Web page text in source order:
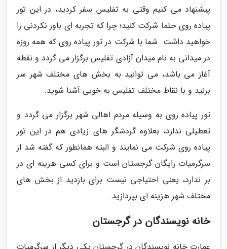
پیشنهاد می کنیم وقتی به تفلیس سفر کردید، در این تور
پیاده روی حتما شرکت کنید؛ چرا که تجربه ای باور نکردنی را
خواهید داشت. شما با شرکت در تور پیاده روی که همه روزه
در میدانی به نام میدان آزادی تفلیس برگزار می گردد و نقطه
آغاز می باشد، می توانید به بخش های مختلف شهر سر
بزنید و با نقاط مختلف تفلیس به خوبی آشنا شوید.
تور پیاده روی به وسیله مردم اهالی شهر برگزار می گردد و
تعطیلی ندارد، بعلاوه گردشگر های زیادی هم در این تور
پیاده روی شرکت می نمایند و البته همانطور که گفته شد از
سرگرمیات رایگان گرجستان است و برای کسی هزینه ای در
بر ندارد، یعنی احتیاجی نیست برای بازدید از بخش های
مختلف شهر هزینه ای بپردازید.
خانه نویسندگان در گرجستان